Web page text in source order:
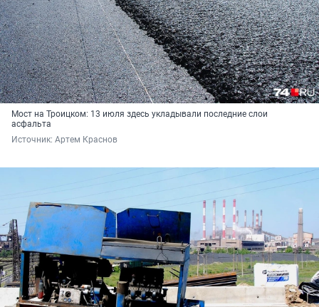
Мост на Троицком: 13 июля здесь укладывали последние слои
асфальта
Источник: Артем Краснов